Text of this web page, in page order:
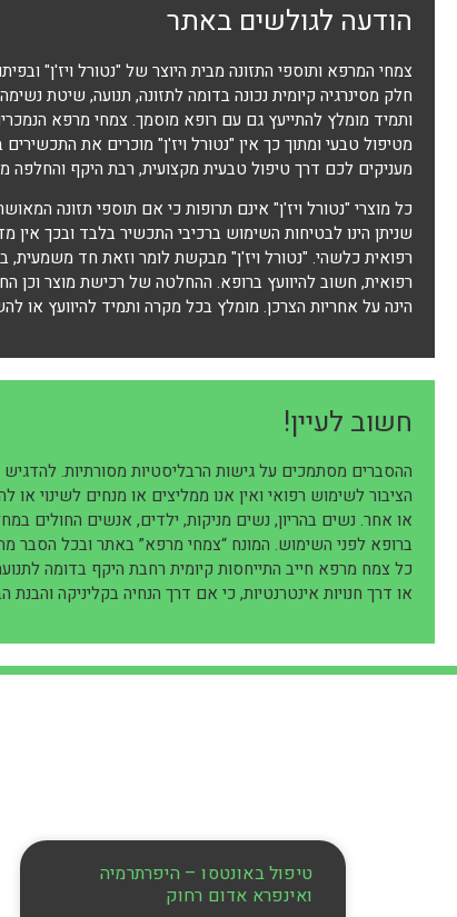
הודעה לגולשים באתר
חלק מסינרגיה קיומית נכונה בדומה לתזונה, תנועה, שיטת
ותמיד מומלץ להתייעץ גם עם רופא מוסמך. צמחי מרפא
מטיפול טבעי ומתוך כך אין "נטורל ויז'ן" מוכרים את
מעניקים לכם דרך טיפול טבעית מקצועית, רבת היקף והחלפה
כל מוצרי "נטורל ויז'ן" אינם תרופות כי אם תוספי תזונה
שניתן הינו לבטיחות השימוש ברכיבי התכשיר בלבד ובכך
רפואית כלשהי. "נטורל ויז'ן" מבקשת לומר וזאת חד משמעית,
רפואית, חשוב להיוועץ ברופא. ההחלטה של רכישת מוצר
הינה על אחריות הצרכן. מומלץ בכל מקרה ותמיד להיוועץ או
חשוב לעיין!
ההסברים מסתמכים על גישות הרבליסטיות מסורתיות.
הציבור לשימוש רפואי ואין אנו ממליצים או מנחים לשינוי
או אחר. נשים בהריון, נשים מניקות, ילדים, אנשים החולים
ברופא לפני השימוש. המונח “צמחי מרפא” באתר ובכל הסבר
כל צמח מרפא חייב התייחסות קיומית רחבת היקף בדומה
או דרך חנויות אינטרנטיות, כי אם דרך הנחיה בקליניקה
טיפול באונטסו – היפרתרמיה
ואינפרא אדום רחוק